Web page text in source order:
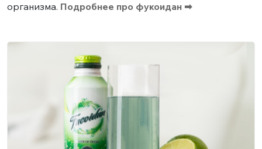
организма. Подробнее про фукоидан ➡